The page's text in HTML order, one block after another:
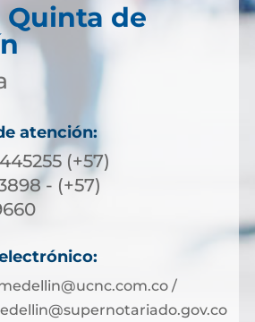
Quinta de
atención:
(+57)
- (+57)
/